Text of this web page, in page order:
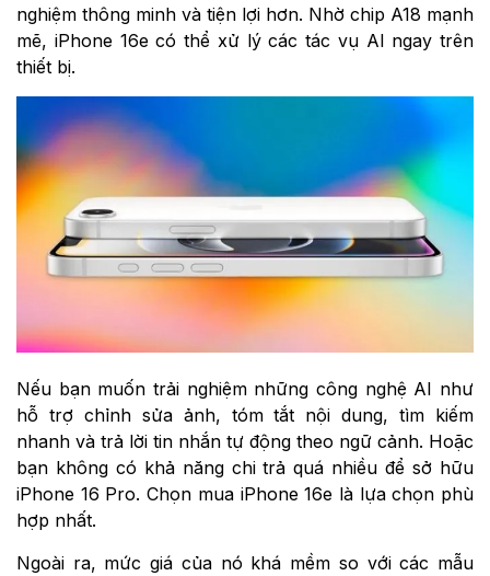
nghiệm thông minh và tiện lợi hơn. Nhờ chip A18 mạnh
mẽ, iPhone 16e có thể xử lý các tác vụ AI ngay trên
thiết bị.
Nếu bạn muốn trải nghiệm những công nghệ AI như
hỗ trợ chỉnh sửa ảnh, tóm tắt nội dung, tìm kiếm
nhanh và trả lời tin nhắn tự động theo ngữ cảnh. Hoặc
bạn không có khả năng chi trả quá nhiều để sở hữu
iPhone 16 Pro.Chọn mua iPhone 16e là lựa chọn phù
hợp nhất.
Ngoài ra, mức giá của nó khá mềm so với các mẫu